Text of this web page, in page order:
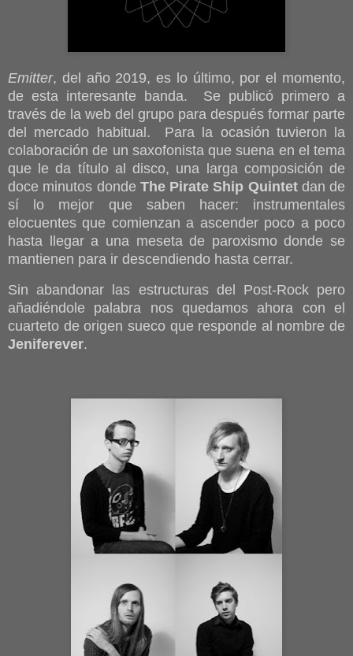
Emitter, del año 2019, es lo último, por el momento,
de esta interesante banda. Se publicó primero a
través de la web del grupo para después formar parte
del mercado habitual. Para la ocasión tuvieron la
colaboración de un saxofonista que suena en el tema
que le da título al disco, una larga composición de
doce minutos donde The Pirate Ship Quintetdan de
sí lo mejor que saben hacer: instrumentales
elocuentes que comienzan a ascender poco a poco
hasta llegar a una meseta de paroxismo donde se
mantienen para ir descendiendo hasta cerrar.
Sin abandonar las estructuras del Post-Rock pero
añadiéndole palabra nos quedamos ahora con el
cuarteto de origen sueco que responde al nombre de
Jeniferever.